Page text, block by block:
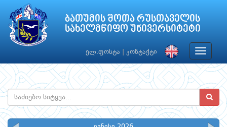
ბათუმის შოთა რუსთაველის
სახელმწიფო უნივერსიტეტი
ელ.ფოსტა კონტაქტი
Toggle